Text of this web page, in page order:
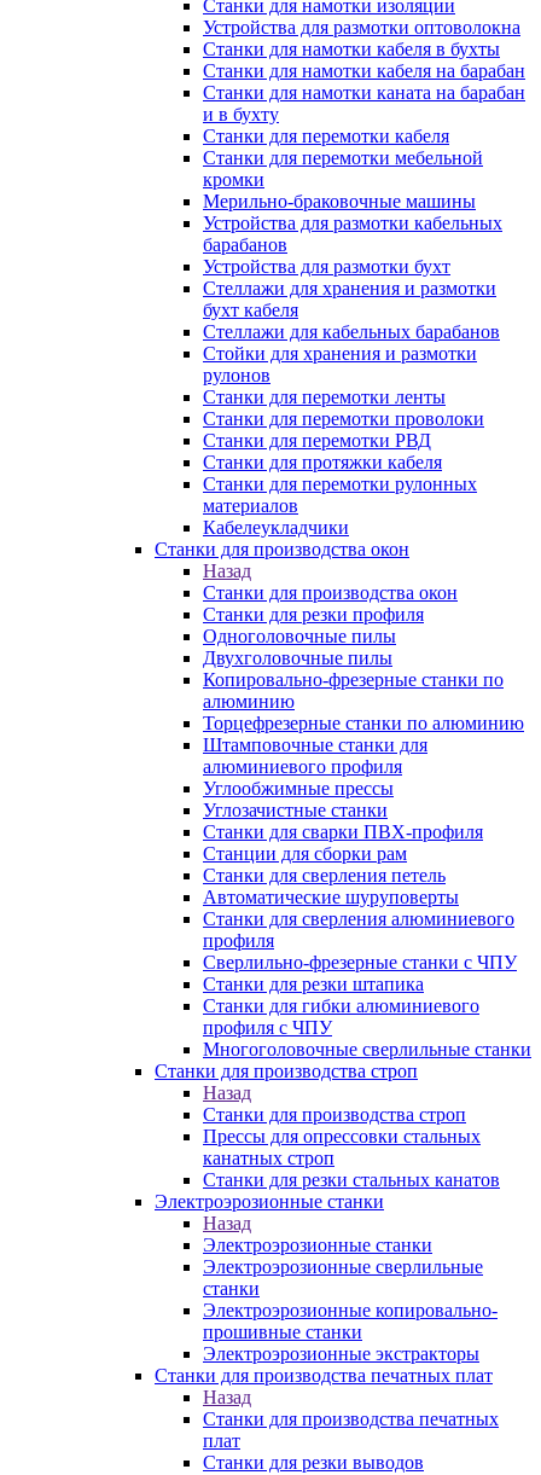
Станки для намотки изоляции
Устройства для размотки оптоволокна
Станки для намотки кабеля в бухты
Станки для намотки кабеля на барабан
Станки для намотки каната на барабан
и в бухту
Станки для перемотки кабеля
Станки для перемотки мебельной
кромки
Мерильно-браковочные машины
Устройства для размотки кабельных
барабанов
Устройства для размотки бухт
Стеллажи для хранения и размотки
бухт кабеля
Стеллажи для кабельных барабанов
Стойки для хранения и размотки
рулонов
Станки для перемотки ленты
Станки для перемотки проволоки
Станки для перемотки РВД
Станки для протяжки кабеля
Станки для перемотки рулонных
материалов
Кабелеукладчики
Станки для производства окон
Назад
Станки для производства окон
Станки для резки профиля
Одноголовочные пилы
Двухголовочные пилы
Копировально-фрезерные станки по
алюминию
Торцефрезерные станки по алюминию
Штамповочные станки для
алюминиевого профиля
Углообжимные прессы
Углозачистные станки
Станки для сварки ПВХ-профиля
Станции для сборки рам
Станки для сверления петель
Автоматические шуруповерты
Станки для сверления алюминиевого
профиля
Сверлильно-фрезерные станки с ЧПУ
Станки для резки штапика
Станки для гибки алюминиевого
профиля с ЧПУ
Многоголовочные сверлильные станки
Станки для производства строп
Назад
Станки для производства строп
Прессы для опрессовки стальных
канатных строп
Станки для резки стальных канатов
Электроэрозионные станки
Назад
Электроэрозионные станки
Электроэрозионные сверлильные
станки
Электроэрозионные копировально-
прошивные станки
Электроэрозионные экстракторы
Станки для производства печатных плат
Назад
Станки для производства печатных
плат
Станки для резки выводов